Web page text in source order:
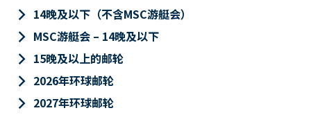
keyboard_arrow_right 14晚及以下（不含MSC游艇会）
keyboard_arrow_right MSC游艇会 – 14晚及以下
keyboard_arrow_right 15晚及以上的邮轮
keyboard_arrow_right 2026年环球邮轮
keyboard_arrow_right 2027年环球邮轮